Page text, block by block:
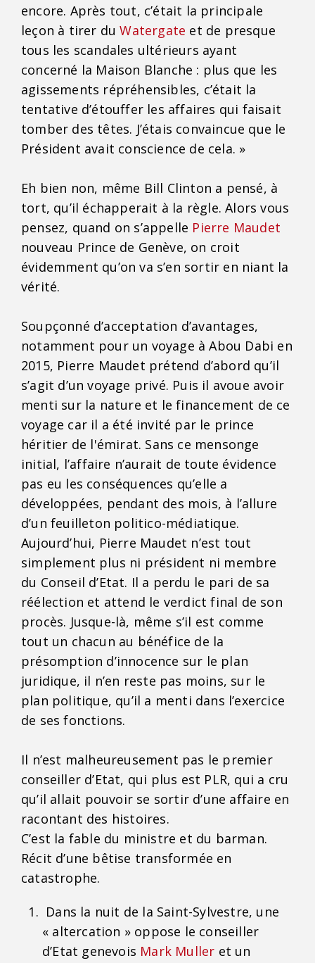
encore. Après tout, c’était la principale
leçon à tirer duWatergate et de presque
tous les scandales ultérieurs ayant
concerné la Maison Blanche : plus que les
agissements répréhensibles, c’était la
tentative d’étouffer les affaires qui faisait
tomber des têtes. J’étais convaincue que le
Président avait conscience de cela. »
Eh bien non, même Bill Clinton a pensé, à
tort, qu’il échapperait à la règle. Alors vous
pensez, quand on s’appelle Pierre Maudet
nouveau Prince de Genève, on croit
évidemment qu’on va s’en sortir en niant la
vérité.
Soupçonné d’acceptation d’avantages,
notamment pour un voyage à Abou Dabi en
2015, Pierre Maudet prétend d’abord qu’il
s’agit d’un voyage privé. Puis il avoue avoir
menti sur la nature et le financement de ce
voyage car il a été invité par le prince
héritier de l'émirat. Sans ce mensonge
initial, l’affaire n’aurait de toute évidence
pas eu les conséquences qu’elle a
développées, pendant des mois, à l’allure
d’un feuilleton politico-médiatique.
Aujourd’hui, Pierre Maudet n’est tout
simplement plus ni président ni membre
du Conseil d’Etat. Il a perdu le pari de sa
réélection et attend le verdict final de son
procès. Jusque-là, même s’il est comme
tout un chacun au bénéfice de la
présomption d’innocence sur le plan
juridique, il n’en reste pas moins, sur le
plan politique, qu’il a menti dans l’exercice
de ses fonctions.
Il n’est malheureusement pas le premier
conseiller d’Etat, qui plus est PLR, qui a cru
qu’il allait pouvoir se sortir d’une affaire en
racontant des histoires.
C’est la fable du ministre et du barman.
Récit d’une bêtise transformée en
catastrophe.
Dans la nuit de la Saint-Sylvestre, une
« altercation » oppose le conseiller
d’Etat genevois Mark Muller et un